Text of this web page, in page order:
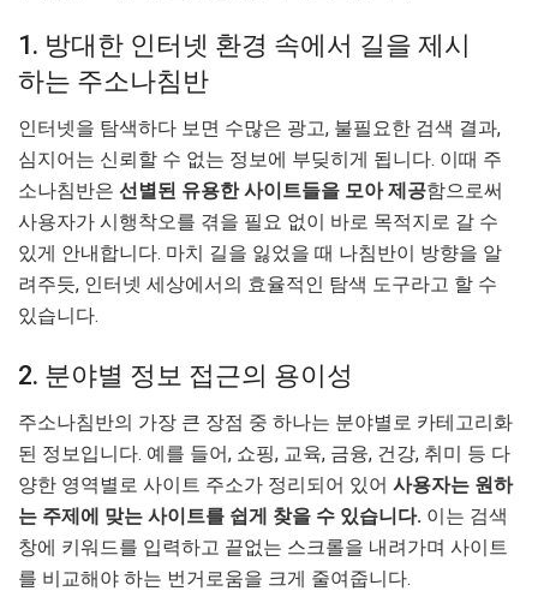
1. 방대한 인터넷 환경 속에서 길을 제시
하는 주소나침반
인터넷을 탐색하다 보면 수많은 광고, 불필요한 검색 결과,
심지어는 신뢰할 수 없는 정보에 부딪히게 됩니다. 이때 주
소나침반은 선별된 유용한 사이트들을 모아 제공함으로써
사용자가 시행착오를 겪을 필요 없이 바로 목적지로 갈 수
있게 안내합니다. 마치 길을 잃었을 때 나침반이 방향을 알
려주듯, 인터넷 세상에서의 효율적인 탐색 도구라고 할 수
있습니다.
2. 분야별 정보 접근의 용이성
주소나침반의 가장 큰 장점 중 하나는 분야별로 카테고리화
된 정보입니다. 예를 들어, 쇼핑, 교육, 금융, 건강, 취미 등 다
양한 영역별로 사이트 주소가 정리되어 있어 사용자는 원하
는 주제에 맞는 사이트를 쉽게 찾을 수 있습니다. 이는 검색
창에 키워드를 입력하고 끝없는 스크롤을 내려가며 사이트
를 비교해야 하는 번거로움을 크게 줄여줍니다.